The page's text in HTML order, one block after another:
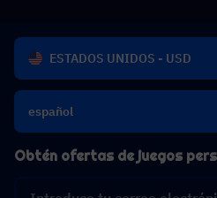
ESTADOS UNIDOS - USD
español
Obtén ofertas de juegos